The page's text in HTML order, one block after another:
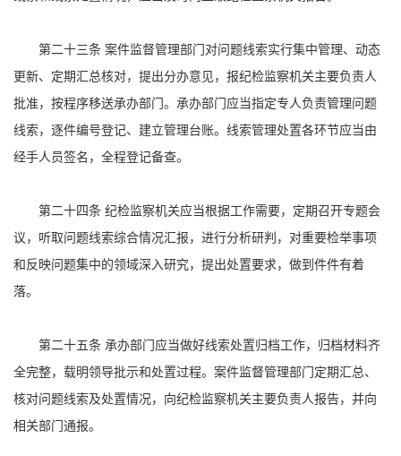
第二十三条 案件监督管理部门对问题线索实行集中管理、动态
更新、定期汇总核对，提出分办意见，报纪检监察机关主要负责人
批准，按程序移送承办部门。承办部门应当指定专人负责管理问题
线索，逐件编号登记、建立管理台账。线索管理处置各环节应当由
经手人员签名，全程登记备查。
第二十四条 纪检监察机关应当根据工作需要，定期召开专题会
议，听取问题线索综合情况汇报，进行分析研判，对重要检举事项
和反映问题集中的领域深入研究，提出处置要求，做到件件有着
落。
第二十五条 承办部门应当做好线索处置归档工作，归档材料齐
全完整，载明领导批示和处置过程。案件监督管理部门定期汇总、
核对问题线索及处置情况，向纪检监察机关主要负责人报告，并向
相关部门通报。